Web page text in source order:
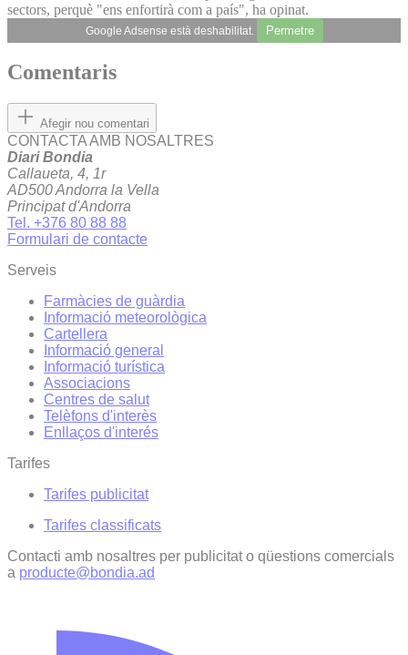
sectors, perquè "ens enfortirà com a país", ha opinat.
Google Adsense està deshabilitat. Permetre
Comentaris
Afegir nou comentari
CONTACTA AMB NOSALTRES
Diari Bondia
Callaueta, 4, 1r
AD500 Andorra la Vella
Principat d'Andorra
Tel. +376 80 88 88
Formulari de contacte
Serveis
Farmàcies de guàrdia
Informació meteorològica
Cartellera
Informació general
Informació turística
Associacions
Centres de salut
Telèfons d'interès
Enllaços d'interés
Tarifes
Tarifes publicitat
Tarifes classificats
Contacti amb nosaltres per publicitat o qüestions comercials
a producte@bondia.ad